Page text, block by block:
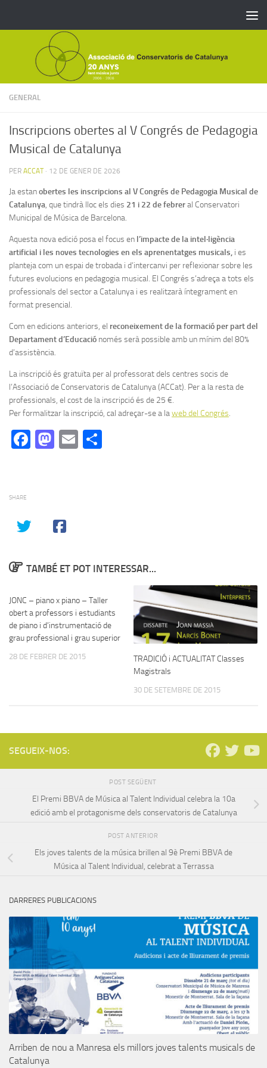
GENERAL
Inscripcions obertes al V Congrés de Pedagogia
Musical de Catalunya
PER ACCAT · 12 DE GENER DE 2026
Ja estanobertes les inscripcions al V Congrés de Pedagogia Musical de
Catalunya, que tindrà lloc els dies 21 i 22 de febreral Conservatori
Municipal de Música de Barcelona.
Aquesta nova edició posa el focus en l’impacte de la intel·ligència
artificial i les noves tecnologies en els aprenentatges musicals, i es
planteja com un espai de trobada i d’intercanvi per reflexionar sobre les
futures evolucions en pedagogia musical. El Congrés s’adreça a tots els
professionals del sector a Catalunya i es realitzarà íntegrament en
format presencial.
Com en edicions anteriors, el reconeixement de la formació per part del
Departament d’Educació només serà possible amb un mínim del 80%
d’assistència.
La inscripció és gratuïta per al professorat dels centres socis de
l’Associació de Conservatoris de Catalunya (ACCat). Per a la resta de
professionals, el cost de la inscripció és de 25 €.
Per formalitzar la inscripció, cal adreçar-se a laweb del Congrés.
Facebook
Mastodon
Email
SHARE
TAMBÉ ET POT INTERESSAR...
JONC – piano x piano – Taller
obert a professors i estudiants
de piano i d’instrumentació de
grau professional i grau superior
28 DE FEBRER DE 2015
TRADICIÓ i ACTUALITAT Classes
Magistrals
30 DE SETEMBRE DE 2015
SEGUEIX-NOS:
POST SEGÜENT
El Premi BBVA de Música al Talent Individual celebra la 10a
edició amb el protagonisme dels conservatoris de Catalunya
POST ANTERIOR
Els joves talents de la música brillen al 9è Premi BBVA de
Música al Talent Individual, celebrat a Terrassa
DARRERES PUBLICACIONS
Arriben de nou a Manresa els millors joves talents musicals de
Catalunya